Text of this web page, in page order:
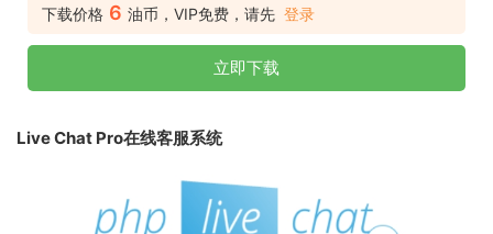
下载价格 6 油币，VIP免费，请先 登录
立即下载
Live Chat Pro在线客服系统